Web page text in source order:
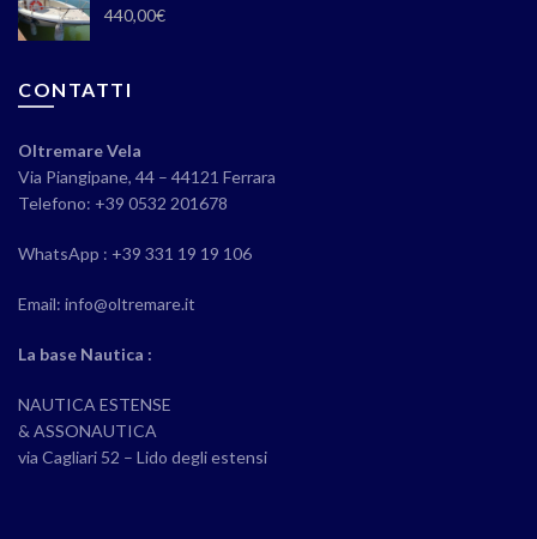
440,00€
CONTATTI
Oltremare Vela
Via Piangipane, 44 – 44121 Ferrara
Telefono: +39 0532 201678
WhatsApp : +39 331 19 19 106
Email: info@oltremare.it
La base Nautica :
NAUTICA ESTENSE
& ASSONAUTICA
via Cagliari 52 – Lido degli estensi